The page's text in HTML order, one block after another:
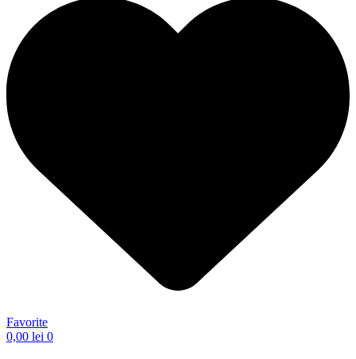
Favorite
0,00 lei 0